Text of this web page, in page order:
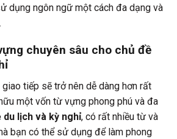
dụng ngôn ngữ một cách đa dạng và
chuyên sâu cho chủ đề
tiếp sẽ trở nên dễ dàng hơn rất
một vốn từ vựng phong phú và đa
du lịch và kỳ nghỉ, có rất nhiều từ và
bạn có thể sử dụng để làm phong